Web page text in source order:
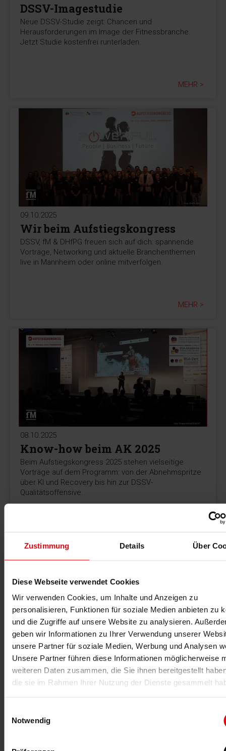
Zustimmung Details Über
Diese Webseite verwendet Cookies
Wir verwenden Cookies, um Inhalte und Anzeigen zu
personalisieren, Funktionen für soziale Medien anbieten zu
und die Zugriffe auf unsere Website zu analysieren.
geben wir Informationen zu Ihrer Verwendung unserer
unsere Partner für soziale Medien, Werbung und Analysen
Unsere Partner führen diese Informationen möglicherweise
weiteren Daten zusammen, die Sie ihnen bereitgestellt
die sie im Rahmen Ihrer Nutzung der Dienste gesammelt
Notwendig
DSSV-Imagestudie
Neue DSSV-Studie zeigt: Chancen und
Herausforderungen im Image der Fitnessbranche.
Jetzt Studie kostenfrei runterladen.
MEHR >
09.10.2025
Wir beim Aufstiegskongress
DSSV, fM & DHfPG freuen sich auf dich: spannende
Vorträge, Networking und aktuelle Branchenthemen
live in Mannheim oder online mitverfolgen.
MEHR >
08.10.2025
Know-how beim AK 2025
Beim Aufstiegskongress 2025 stehen vielseitige
Vorträge auf dem Programm: von der Abnehmspritze
über KI und Recovery bis hin zur DSSV-
Qualitätsoffensive.
06.10.2025
KI im Ohr
Die DHfPG-Experten Sabine Kind und Andreas Barz